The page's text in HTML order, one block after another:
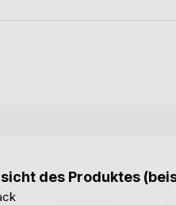
des Produktes